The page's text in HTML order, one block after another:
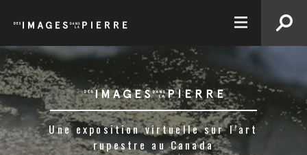
Une exposition virtuelle sur l’art
rupestre au Canada